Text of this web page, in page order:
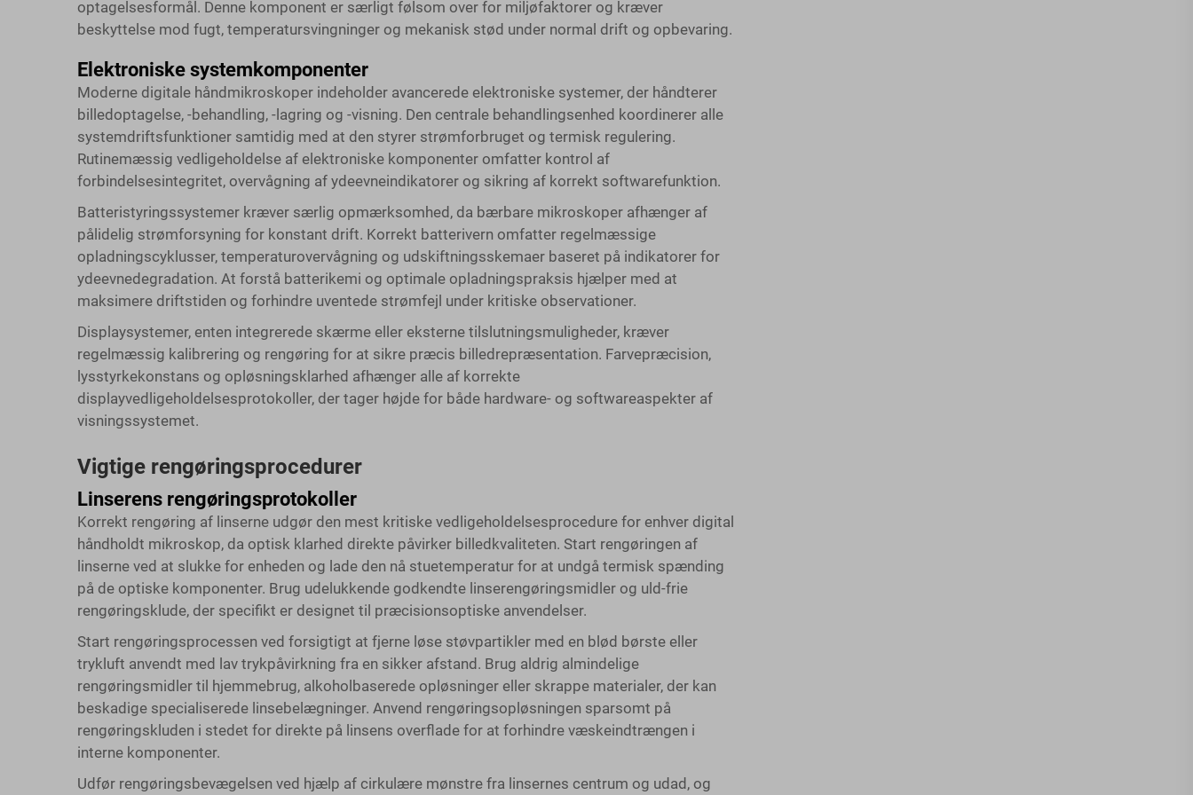
optagelsesformål. Denne komponent er særligt følsom over for miljøfaktorer og kræver
beskyttelse mod fugt, temperatursvingninger og mekanisk stød under normal drift og opbevaring.
Elektroniske systemkomponenter
Moderne digitale håndmikroskoper indeholder avancerede elektroniske systemer, der håndterer
billedoptagelse, -behandling, -lagring og -visning. Den centrale behandlingsenhed koordinerer alle
systemdriftsfunktioner samtidig med at den styrer strømforbruget og termisk regulering.
Rutinemæssig vedligeholdelse af elektroniske komponenter omfatter kontrol af
forbindelsesintegritet, overvågning af ydeevneindikatorer og sikring af korrekt softwarefunktion.
Batteristyringssystemer kræver særlig opmærksomhed, da bærbare mikroskoper afhænger af
pålidelig strømforsyning for konstant drift. Korrekt batterivern omfatter regelmæssige
opladningscyklusser, temperaturovervågning og udskiftningsskemaer baseret på indikatorer for
ydeevnedegradation. At forstå batterikemi og optimale opladningspraksis hjælper med at
maksimere driftstiden og forhindre uventede strømfejl under kritiske observationer.
Displaysystemer, enten integrerede skærme eller eksterne tilslutningsmuligheder, kræver
regelmæssig kalibrering og rengøring for at sikre præcis billedrepræsentation. Farvepræcision,
lysstyrkekonstans og opløsningsklarhed afhænger alle af korrekte
displayvedligeholdelsesprotokoller, der tager højde for både hardware- og softwareaspekter af
visningssystemet.
Vigtige rengøringsprocedurer
Linserens rengøringsprotokoller
Korrekt rengøring af linserne udgør den mest kritiske vedligeholdelsesprocedure for enhver digital
håndholdt mikroskop, da optisk klarhed direkte påvirker billedkvaliteten. Start rengøringen af
linserne ved at slukke for enheden og lade den nå stuetemperatur for at undgå termisk spænding
på de optiske komponenter. Brug udelukkende godkendte linserengøringsmidler og uld-frie
rengøringsklude, der specifikt er designet til præcisionsoptiske anvendelser.
Start rengøringsprocessen ved forsigtigt at fjerne løse støvpartikler med en blød børste eller
trykluft anvendt med lav trykpåvirkning fra en sikker afstand. Brug aldrig almindelige
rengøringsmidler til hjemmebrug, alkoholbaserede opløsninger eller skrappe materialer, der kan
beskadige specialiserede linsebelægninger. Anvend rengøringsopløsningen sparsomt på
rengøringskluden i stedet for direkte på linsens overflade for at forhindre væskeindtrængen i
interne komponenter.
Udfør rengøringsbevægelsen ved hjælp af cirkulære mønstre fra linsernes centrum og udad, og